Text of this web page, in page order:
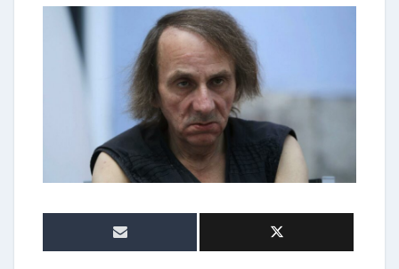
e
p
o
s
t
e
u